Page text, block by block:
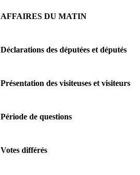
AFFAIRES DU MATIN
Déclarations des députées et députés
Présentation des visiteuses et visiteurs
Période de questions
Votes différés